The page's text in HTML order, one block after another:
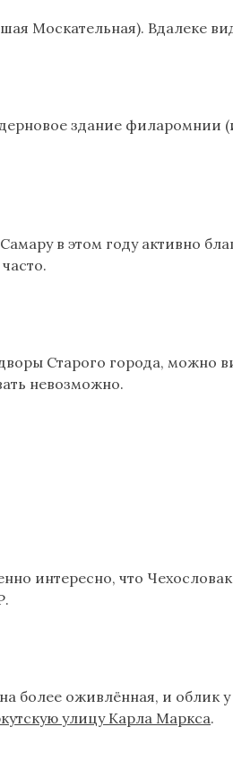
Москательная). Вдалеке
здание филаромнии
в этом году активно
Старого города, можно
невозможно.
интересно, что
более оживлённая, и облик
улицу Карла Маркса.